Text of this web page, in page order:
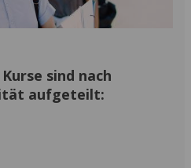
sind nach
aufgeteilt: